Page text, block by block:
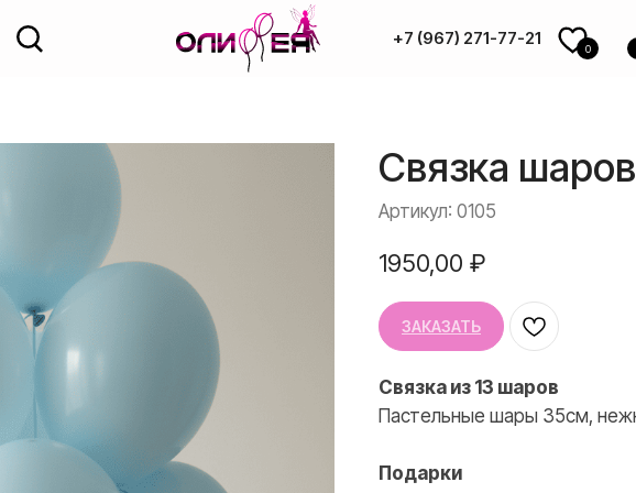
+7 (967) 271-77-21 0
+7 (967) 271-77-21
фигуры
потолок
Связка
Артикул: 0105
1950,00 ₽
ЗАКАЗАТЬ
Связка из 13 шаров
Пастельные шары 35см,
Подарки